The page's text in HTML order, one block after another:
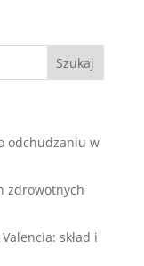
odchudzaniu w
zdrowotnych
skład i